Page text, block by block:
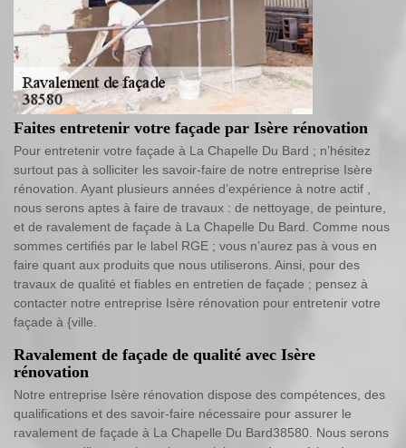
Faites entretenir votre façade par Isère rénovation
Pour entretenir votre façade à La Chapelle Du Bard ; n’hésitez
surtout pas à solliciter les savoir-faire de notre entreprise Isère
rénovation. Ayant plusieurs années d’expérience à notre actif ,
nous serons aptes à faire de travaux : de nettoyage, de peinture,
et de ravalement de façade à La Chapelle Du Bard. Comme nous
sommes certifiés par le label RGE ; vous n’aurez pas à vous en
faire quant aux produits que nous utiliserons. Ainsi, pour des
travaux de qualité et fiables en entretien de façade ; pensez à
contacter notre entreprise Isère rénovation pour entretenir votre
façade à {ville.
Ravalement de façade de qualité avec Isère
rénovation
Notre entreprise Isère rénovation dispose des compétences, des
qualifications et des savoir-faire nécessaire pour assurer le
ravalement de façade à La Chapelle Du Bard38580. Nous serons